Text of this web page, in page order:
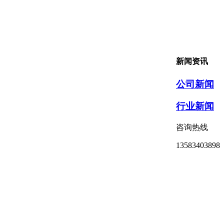
新闻资讯
公司新闻
行业新闻
咨询热线
13583403898